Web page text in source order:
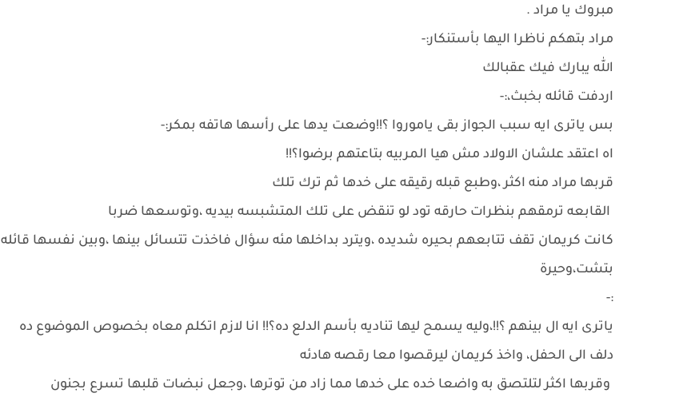
مبروك يا مراد .
مراد بتهكم ناظرا اليها بأستنكار:-
الله يبارك فيك عقبالك
اردفت قائله بخبث،:-
بس ياترى ايه سبب الجواز بقى ياموروا ؟!!وضعت يدها على رأسها هاتفه بمكر:-
اه اعتقد علشان الاولاد مش هيا المربيه بتاعتهم برضوا؟!!
قربها مراد منه اكثر ،وطبع قبله رقيقه على خدها ثم ترك تلك
القابعه ترمقهم بنظرات حارقه تود لو تنقض على تلك المتشبسه بيديه ،وتوسعها ضربا
كانت كريمان تقف تتابعهم بحيره شديده ،ويترد بداخلها مئه سؤال فاخذت تتسائل بينها ،وبين نفسها قائله
بتشت،وحيرة
:-
ياترى ايه ال بينهم ؟!!،وليه يسمح ليها تناديه بأسم الدلع ده؟!! انا لازم اتكلم معاه بخصوص الموضوع ده
دلف الى الحفل، واخذ كريمان ليرقصوا معا رقصه هادئه
وقربها اكثر لتلتصق به واضعا خده على خدها مما زاد من توترها ،وجعل نبضات قلبها تسرع بجنون